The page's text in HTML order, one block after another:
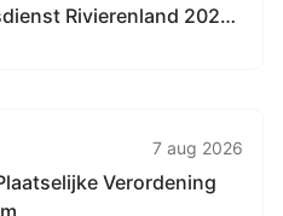
Rivierenland 2026
7 aug 2026
Verordening